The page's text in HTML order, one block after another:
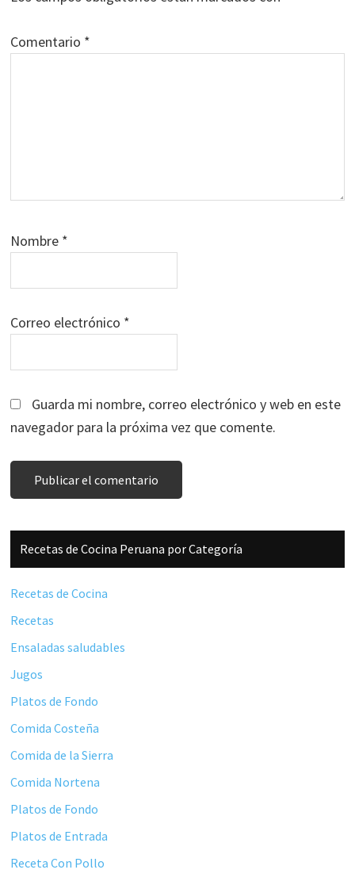
Comentario *
Nombre *
Correo electrónico *
Guarda mi nombre, correo electrónico y web en este
navegador para la próxima vez que comente.
Barra
lateral
principal
Recetas de Cocina Peruana por Categoría
Recetas de Cocina
Recetas
Ensaladas saludables
Jugos
Platos de Fondo
Comida Costeña
Comida de la Sierra
Comida Nortena
Platos de Fondo
Platos de Entrada
Receta Con Pollo